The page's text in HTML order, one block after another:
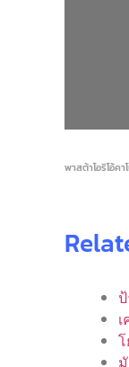
พาสต้าโอริโอ้ค